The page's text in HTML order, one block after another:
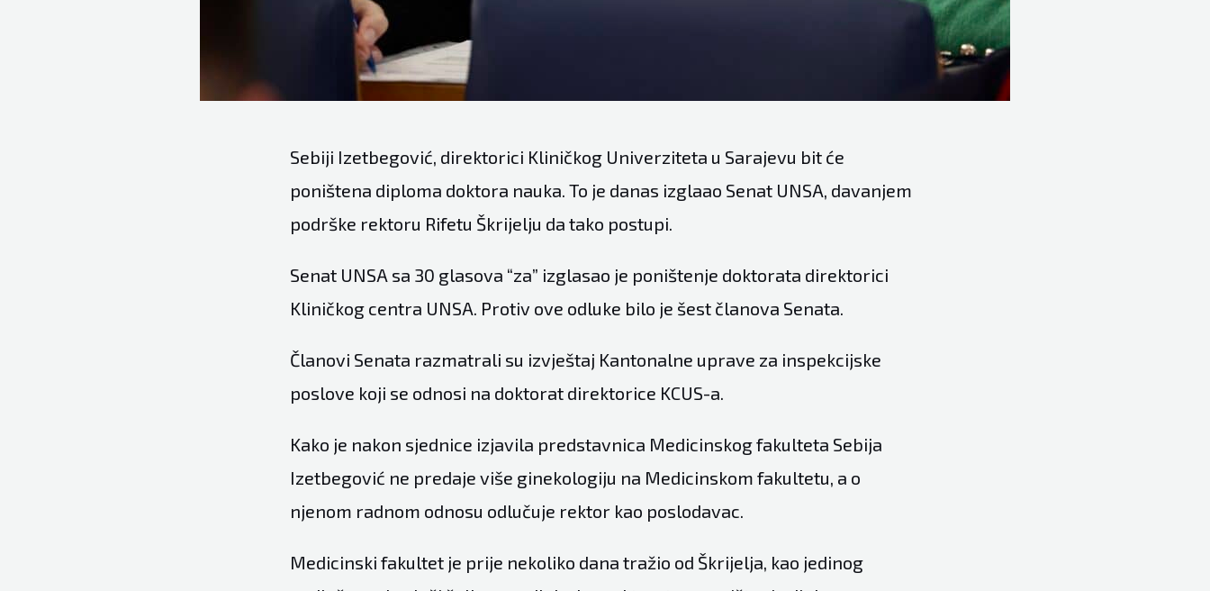
Sebiji Izetbegović, direktorici Kliničkog Univerziteta u Sarajevu bit će
poništena diploma doktora nauka. To je danas izglaao Senat UNSA, davanjem
podrške rektoru Rifetu Škrijelju da tako postupi.
Senat UNSA sa 30 glasova “za” izglasao je poništenje doktorata direktorici
Kliničkog centra UNSA. Protiv ove odluke bilo je šest članova Senata.
Članovi Senata razmatrali su izvještaj Kantonalne uprave za inspekcijske
poslove koji se odnosi na doktorat direktorice KCUS-a.
Kako je nakon sjednice izjavila predstavnica Medicinskog fakulteta Sebija
Izetbegović ne predaje više ginekologiju na Medicinskom fakultetu, a o
njenom radnom odnosu odlučuje rektor kao poslodavac.
Medicinski fakultet je prije nekoliko dana tražio od Škrijelja, kao jedinog